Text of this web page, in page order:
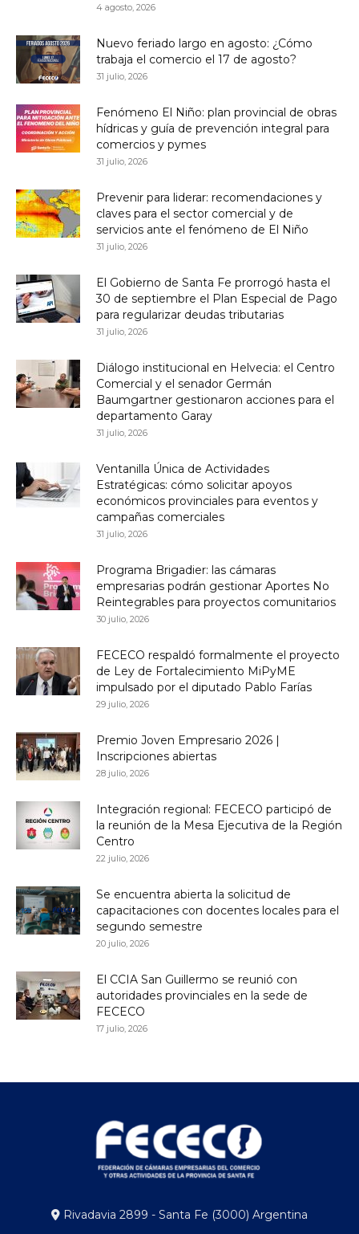
4 agosto, 2026
Nuevo feriado largo en agosto: ¿Cómo
trabaja el comercio el 17 de agosto?
31 julio, 2026
Fenómeno El Niño: plan provincial de obras
hídricas y guía de prevención integral para
comercios y pymes
31 julio, 2026
Prevenir para liderar: recomendaciones y
claves para el sector comercial y de
servicios ante el fenómeno de El Niño
31 julio, 2026
El Gobierno de Santa Fe prorrogó hasta el
30 de septiembre el Plan Especial de Pago
para regularizar deudas tributarias
31 julio, 2026
Diálogo institucional en Helvecia: el Centro
Comercial y el senador Germán
Baumgartner gestionaron acciones para el
departamento Garay
31 julio, 2026
Ventanilla Única de Actividades
Estratégicas: cómo solicitar apoyos
económicos provinciales para eventos y
campañas comerciales
31 julio, 2026
Programa Brigadier: las cámaras
empresarias podrán gestionar Aportes No
Reintegrables para proyectos comunitarios
30 julio, 2026
FECECO respaldó formalmente el proyecto
de Ley de Fortalecimiento MiPyME
impulsado por el diputado Pablo Farías
29 julio, 2026
Premio Joven Empresario 2026 |
Inscripciones abiertas
28 julio, 2026
Integración regional: FECECO participó de
la reunión de la Mesa Ejecutiva de la Región
Centro
22 julio, 2026
Se encuentra abierta la solicitud de
capacitaciones con docentes locales para el
segundo semestre
20 julio, 2026
El CCIA San Guillermo se reunió con
autoridades provinciales en la sede de
FECECO
17 julio, 2026
Rivadavia 2899 - Santa Fe (3000) Argentina